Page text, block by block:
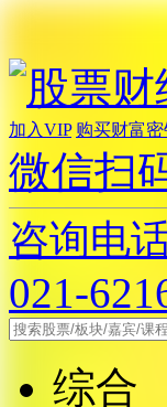
加入VIP 购买财富密
微信扫
咨询电话
021-
综合